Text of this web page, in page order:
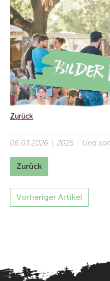
Zurück
06.03.2026 2026 Und
Zurück
Vorheriger Artikel